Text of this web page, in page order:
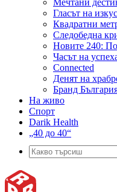
Мечтани
Гласът на
Квадратни
Следобедна
Новите 240:
Часът на
Connected
Денят на
Бранд
На живо
Спорт
Darik Health
„40 до 40“